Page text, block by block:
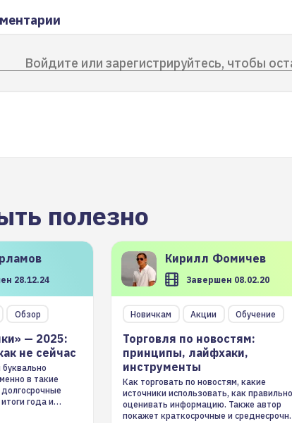
Войдите или зарегистрируйтесь, чтобы
полезно
28.12.24
Обзор
— 2025:
не сейчас
в такие
года и
Кирилл Фомичев
Завершен 08.02.20
Новичкам Акции Обучение
Торговля по новостям:
принципы, лайфхаки,
инструменты
Как торговать по новостям, какие
источники использовать, как правильно
оценивать информацию. Также автор
покажет краткосрочные и